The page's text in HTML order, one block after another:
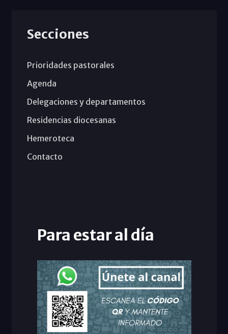
Secciones
Prioridades pastorales
Agenda
Delegaciones y departamentos
Residencias diocesanas
Hemeroteca
Contacto
Para estar al día